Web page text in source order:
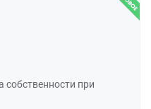
собственности при